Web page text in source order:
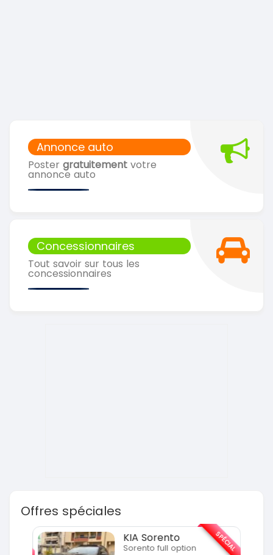
Annonce auto
Poster gratuitement votre
annonce auto
Concessionnaires
Tout savoir sur tous les
concessionnaires
Offres spéciales
KIA Sorento
Sorento full option SPÉCIAL